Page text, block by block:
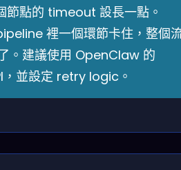
節點的 timeout 設長一點。
裡一個環節卡住，整個
。建議使用 OpenClaw 的
並設定 retry logic。